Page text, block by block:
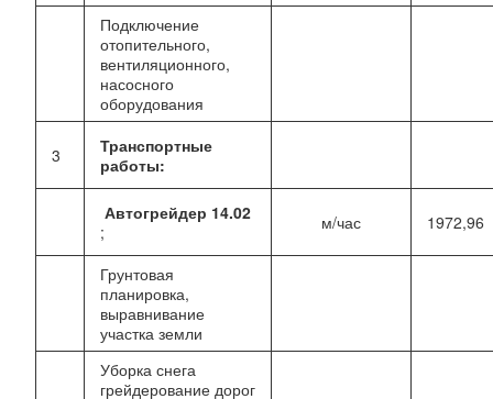
Подключение
отопительного,
вентиляционного,
насосного
оборудования
3
Транспортные
работы:
Автогрейдер 14.02
;
м/час 1972,96
Грунтовая
планировка,
выравнивание
участка земли
Уборка снега
грейдерование дорог